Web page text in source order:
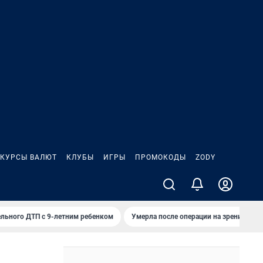
КУРСЫ ВАЛЮТ КЛУБЫ ИГРЫ ПРОМОКОДЫ ZODY
ДТП с 9-летним ребенком Умерла после операции на зрение